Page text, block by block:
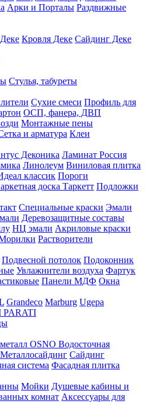
Арки и Порталы Раздвижные
Кровля Деке Сайдинг Деке
Стулья, табуреты
Сухие смеси Профиль для
ОСП, фанера, ДВП
Монтажные пены
и арматура Клеи
Деконика Ламинат Россия
Линолеум Виниловая плитка
классик Пороги
доска Таркетт Подложки
Специальные краски Эмали
Деревозащитные составы
НЦ эмали Акриловые краски
Растворители
Подвесной потолок Подоконник
Увлажнители воздуха Фартук
Панели МДФ Окна
Grandeco Marburg Ugepa
OSNO Водосточная
Металлосайдинг Сайдинг
система Фасадная плитка
Мойки Душевые кабины и
комнат Аксессуары для